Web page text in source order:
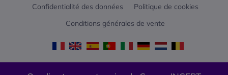
Confidentialité des données
Politique de cookies
Conditions générales de vente